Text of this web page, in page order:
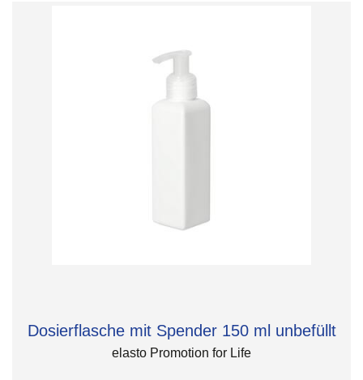
Dosierflasche mit Spender 150 ml unbefüllt
elasto Promotion for Life